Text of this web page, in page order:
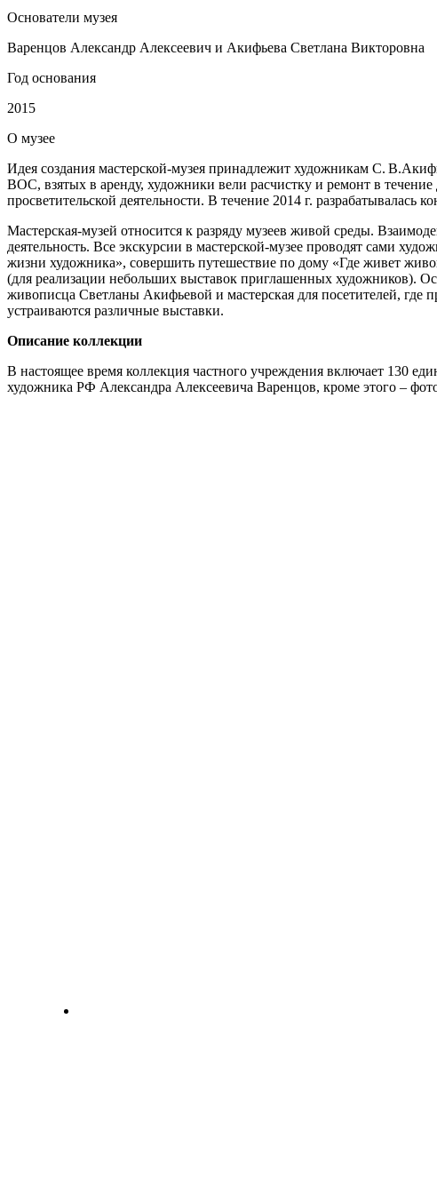
Основатели музея
Варенцов Александр Алексеевич и Акифьева Светлана Викторовна
Год основания
2015
О музее
Идея создания мастерской-музея принадлежит художникам С.
ВОС, взятых в аренду, художники вели расчистку и ремонт в течение
просветительской деятельности. В течение 2014 г. разрабатывалась
Мастерская-музей относится к разряду музеев живой среды.
деятельность. Все экскурсии в мастерской-музее проводят сами
жизни художника», совершить путешествие по дому «Где живет
(для реализации небольших выставок приглашенных художников).
живописца Светланы Акифьевой и мастерская для посетителей, где
устраиваются различные выставки.
Описание коллекции
В настоящее время коллекция частного учреждения включает 130
художника РФ Александра Алексеевича Варенцов, кроме этого –